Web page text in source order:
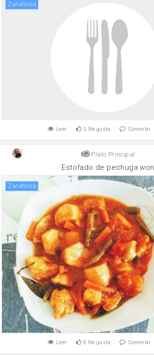
zanahoria
Leer 5 Me gusta Comentar
Plato Principal
Estofado de pechuga won
zanahoria
Leer 6 Me gusta Comentar